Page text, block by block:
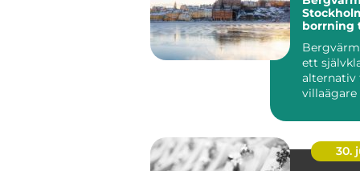
borrning
ett
alternativ
villaägare
30.